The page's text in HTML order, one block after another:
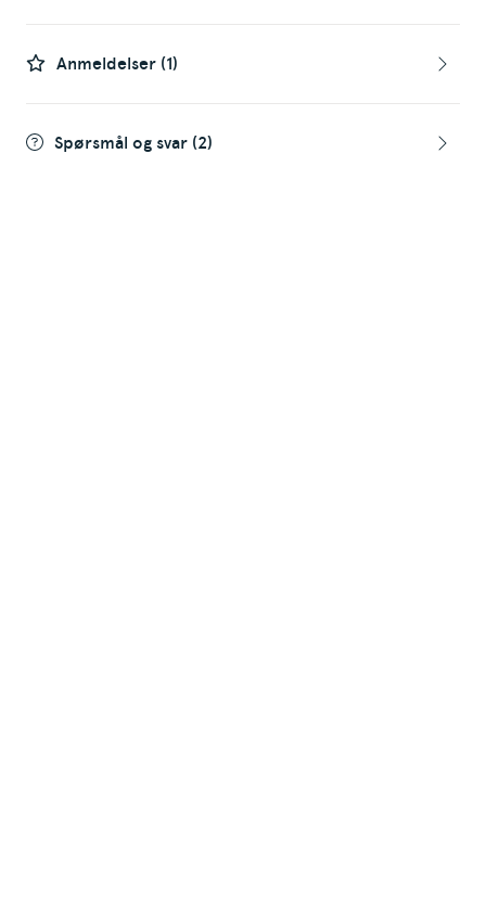
Anmeldelser (1)
Spørsmål og svar (2)